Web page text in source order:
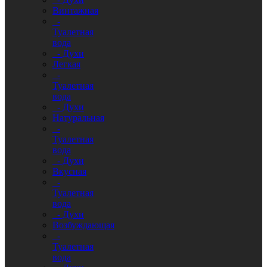
Винтажная
-
Туалетная
вода
- Духи
Легкая
-
Туалетная
вода
- Духи
Натуральная
-
Туалетная
вода
- Духи
Вкусная
-
Туалетная
вода
- Духи
Возбуждающая
-
Туалетная
вода